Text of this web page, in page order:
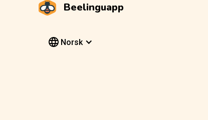
Beelinguapp
Norsk